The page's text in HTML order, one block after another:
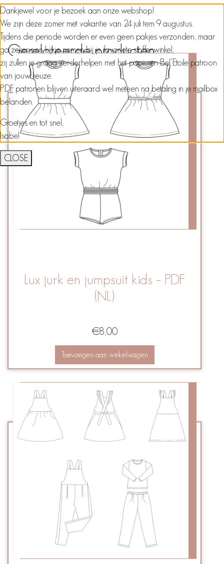
Gerelateerde producten
Lux jurk en jumpsuit kids – PDF
(NL)
€8,00
Toevoegen aan winkelwagen
Dankjewel voor je bezoek aan onze webshop!
We zijn deze zomer met vakantie van 24 juli tem 9 augustus.
Tijdens die periode worden er even geen pakjes verzonden, maar
ga zeker een kijkje nemen bij je favoriete stoffenwinkel,
zij zullen je graag verderhelpen met het papieren Bel’Etoile patroon
van jouw keuze.
PDF patronen blijven uiteraard wel meteen na betaling in je mailbox
belanden.
Groetjes en tot snel,
Isabel
CLOSE